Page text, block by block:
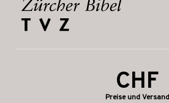
CHF
Preise und Versand